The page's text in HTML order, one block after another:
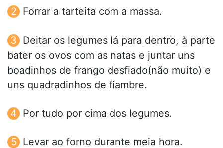
Forrar a tarteita com a massa.
Deitar os legumes lá para dentro, à parte
bater os ovos com as natas e juntar uns
boadinhos de frango desfiado(não muito) e
uns quadradinhos de fiambre.
Por tudo por cima dos legumes.
Levar ao forno durante meia hora.